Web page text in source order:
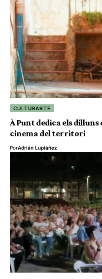
CULTURARTE
À Punt dedica els
cinema del territori
PorAdrián Lupiáñez